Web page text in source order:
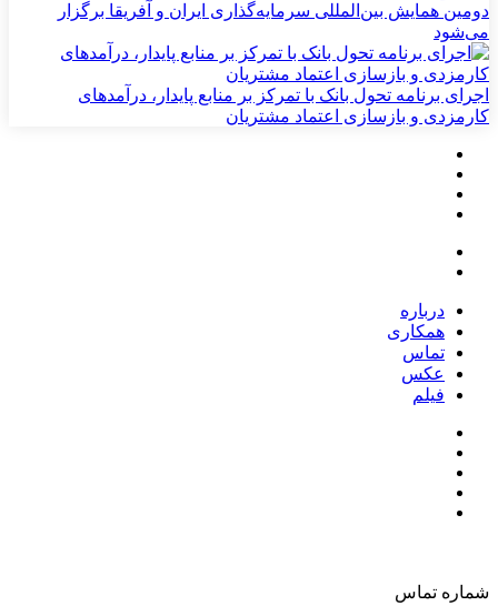
دومین همایش بین‌المللی سرمایه‌گذاری ایران و آفریقا برگزار
می‌شود
اجرای برنامه تحول بانک با تمرکز بر منابع پایدار، درآمدهای
کارمزدی و بازسازی اعتماد مشتریان
درباره
همکاری
تماس
عکس
فیلم
شماره تماس